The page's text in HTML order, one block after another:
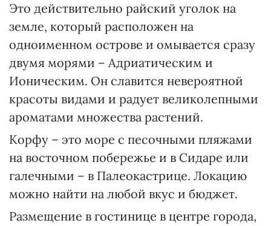
Это действительно райский уголок на
земле, который расположен на
одноименном острове и омывается сразу
двумя морями – Адриатическим и
Ионическим. Он славится невероятной
красоты видами и радует великолепными
ароматами множества растений.
Корфу – это море с песочными пляжами
на восточном побережье и в Сидаре или
галечными – в Палеокастрице. Локацию
можно найти на любой вкус и бюджет.
Размещение в гостинице в центре города,